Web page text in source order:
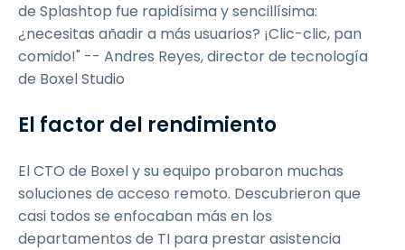
de Splashtop fue rapidísima y sencillísima:
¿necesitas añadir a más usuarios? ¡Clic-clic, pan
comido!" -- Andres Reyes, director de tecnología
de Boxel Studio
El factor del rendimiento
El CTO de Boxel y su equipo probaron muchas
soluciones de acceso remoto. Descubrieron que
casi todos se enfocaban más en los
departamentos de TI para prestar asistencia